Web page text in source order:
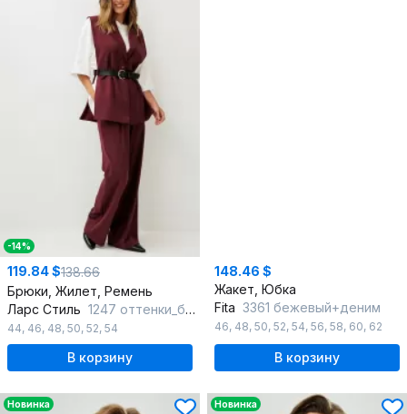
-14%
119.84 $138.66
Брюки, Жилет, Ремень
Ларс Стиль 1247 оттенки_бордо
44, 46, 48, 50, 52, 54
В корзину
148.46 $
Жакет, Юбка
Fita 3361 бежевый+деним
46, 48, 50, 52, 54, 56, 58, 60, 62
В корзину
Новинка Новинка